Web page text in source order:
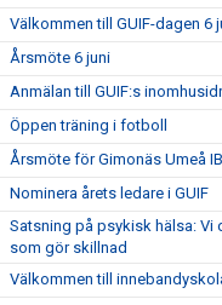
Välkommen till GUIF-dagen 6
Årsmöte 6 juni
Anmälan till GUIF:s
Öppen träning i fotboll
Årsmöte för Gimonäs Umeå
Nominera årets ledare i GUIF
Satsning på psykisk hälsa: Vi
som gör skillnad
Välkommen till